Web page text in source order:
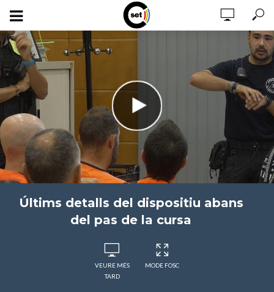
Últims detalls del dispositiu abans
del pas de la cursa
VEURE MÉS
TARD
MODE FOSC